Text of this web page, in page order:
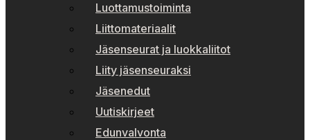
Luottamustoiminta
Liittomateriaalit
Jäsenseurat ja luokkaliitot
Liity jäsenseuraksi
Jäsenedut
Uutiskirjeet
Edunvalvonta